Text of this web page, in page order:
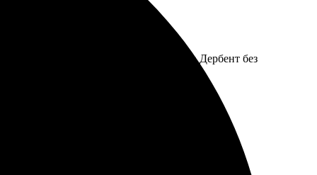
размер, добавить рамку. Доставка в Дербент без